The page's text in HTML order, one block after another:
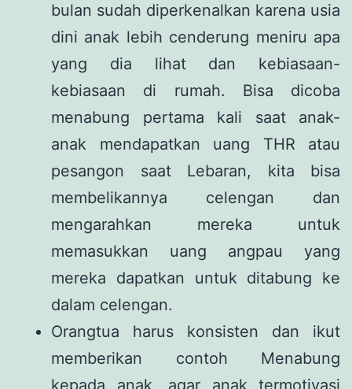
bulan sudah diperkenalkan karena usia
dini anak lebih cenderung meniru apa
yang dia lihat dan kebiasaan-
kebiasaan di rumah. Bisa dicoba
menabung pertama kali saat anak-
anak mendapatkan uang THR atau
pesangon saat Lebaran, kita bisa
membelikannya celengan dan
mengarahkan mereka untuk
memasukkan uang angpau yang
mereka dapatkan untuk ditabung ke
dalam celengan.
Orangtua harus konsisten dan ikut
memberikan contoh Menabung
kepada anak, agar anak termotivasi